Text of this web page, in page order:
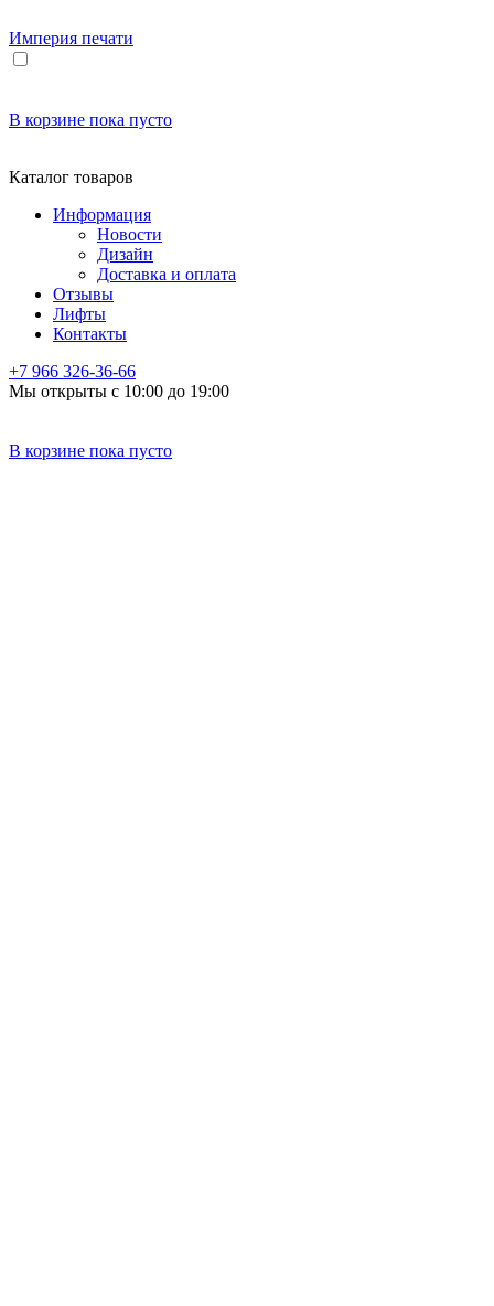
Империя печати
В корзине пока пусто
Каталог товаров
Информация
Новости
Дизайн
Доставка и оплата
Отзывы
Лифты
Контакты
+7 966 326-36-66
Мы открыты с 10:00 до 19:00
В корзине пока пусто